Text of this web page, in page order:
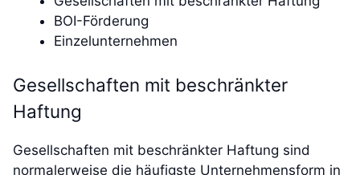
BOI-Förderung
Einzelunternehmen
Gesellschaften mit beschränkter
Haftung
Gesellschaften mit beschränkter Haftung sind
normalerweise die häufigste Unternehmensform in